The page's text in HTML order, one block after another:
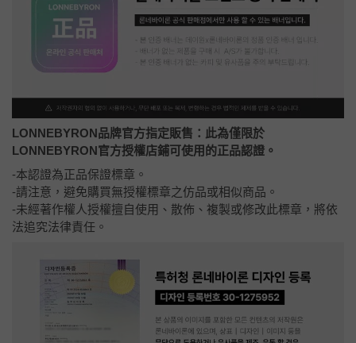
LONNEBYRON品牌官方指定販售： 此為僅限於
LONNEBYRON官方授權店鋪可使用的正品認證。
-本認證為正品保證標章。
-請注意，避免購買無授權標章之仿品或相似商品。
-未經著作權人授權擅自使用、散佈、複製或修改此標章，將依
法追究法律責任。